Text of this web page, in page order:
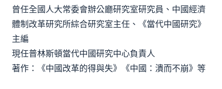
曾任全國人大常委會辦公廳研究室研究員、中國經濟
體制改革研究所綜合研究室主任、《當代中國研究》
主編
現任普林斯頓當代中國研究中心負責人
著作：《中國改革的得與失》《中國：潰而不崩》等